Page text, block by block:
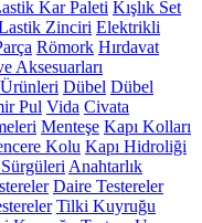
Kar Paleti Kışlık Set
Zinciri Elektrikli
Römork Hırdavat
Aksesuarları
Dübel Dübel
Pul Vida Civata
Menteşe Kapı Kolları
Kolu Kapı Hidroliği
Anahtarlık
Daire Testereler
Tilki Kuyruğu